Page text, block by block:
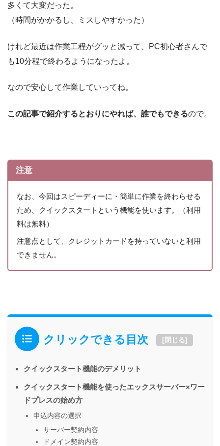
多くて大変だった。
（時間がかかるし、ミスしやすかった）
けれど最近は作業工程がグッと減って、PC初心者さんで
も10分程で終わるようになったよ。
なので安心して作業していってね。
この記事で紹介するとおりにやれば、誰でもできるので。
注意
なお、今回はスピーディーに・簡単に作業を終わらせる
ため、クイックスタートという機能を使います。（利用
料は無料）
注意点として、クレジットカードを持っていないと利用
できません。
クリックできる目次 [閉じる]
クイックスタート機能のデメリット
クイックスタート機能を使ったエックスサーバー×ワー
ドプレスの始め方
申込内容の選択
サーバー契約内容
ドメイン契約内容